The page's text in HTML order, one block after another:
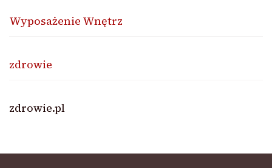
Wyposażenie Wnętrz
zdrowie
zdrowie.pl